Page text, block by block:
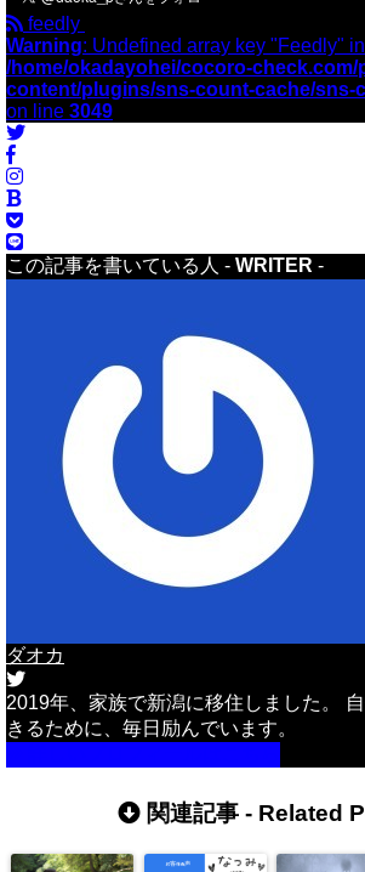
feedly
Warning: Undefined array key "Feedly" in
/home/okadayohei/cocoro-check.com/
content/plugins/sns-count-cache/sns-
on line 3049
この記事を書いている人 - WRITER -
ダオカ
2019年、家族で新潟に移住しました。
きるために、毎日励んでいます。
関連記事 - Related